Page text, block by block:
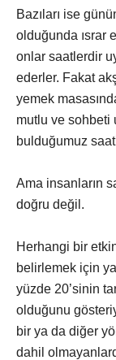
Bazıları ise
olduğunda ısrar
onlar saatlerdir
ederler. Fakat
yemek
mutlu ve sohbeti
bulduğumuz
Ama insanların
doğru değil.
Herhangi bir
belirlemek için
yüzde 20’sinin
olduğunu
bir ya da diğer
dahil